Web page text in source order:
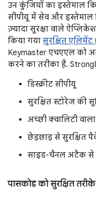
उन कुंजियों का इस्तेमाल
सीपीयू में सेव और इस्तेमाल
ज़्यादा सुरक्षा वाले
किया गया सुरक्षित
Keymaster एचएएल को
करने का तरीका है.
डिस्क्रीट सीपीयू
सुरक्षित स्टोरेज की
अच्छी क्वालिटी
छेड़छाड़ से सुरक्षित
साइड-चैनल अटैक से
पासकोड को सुरक्षित